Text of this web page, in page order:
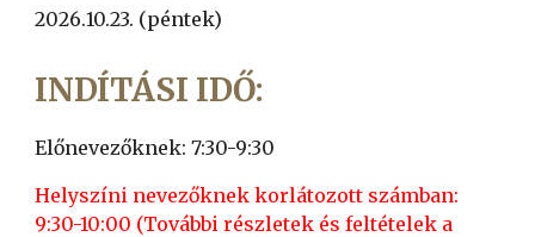
2026.10.23. (péntek)
INDÍTÁSI IDŐ:
Előnevezőknek: 7:30-9:30
Helyszíni nevezőknek korlátozott számban:
9:30-10:00 (További részletek és feltételek a